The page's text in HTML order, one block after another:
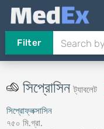
Filter
সিপ্রোসিনট্যাবলেট
সিপ্রোফ্লক্সাসিন
৭৫০ মি.গ্রা.